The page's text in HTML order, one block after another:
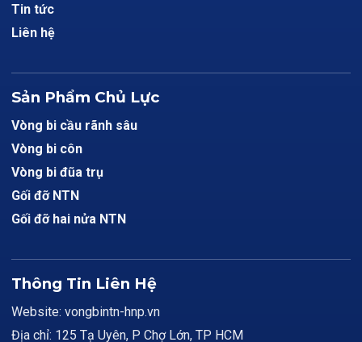
Tin tức
Liên hệ
Sản Phẩm Chủ Lực
Vòng bi cầu rãnh sâu
Vòng bi côn
Vòng bi đũa trụ
Gối đỡ NTN
Gối đỡ hai nửa NTN
Thông Tin Liên Hệ
Website: vongbintn-hnp.vn
Địa chỉ: 125 Tạ Uyên, P Chợ Lớn, TP HCM